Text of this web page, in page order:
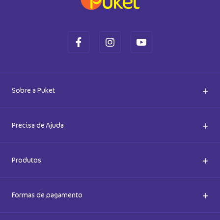
Ao se cadastrar, você concorda com a nossa
Política de Privacidade